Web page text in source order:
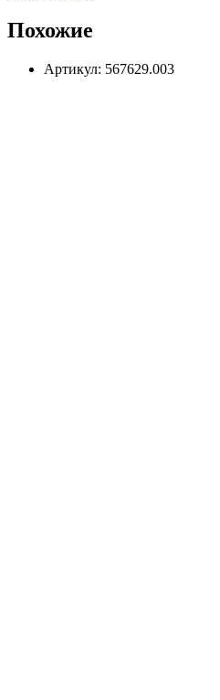
Похожие
Артикул: 567629.003